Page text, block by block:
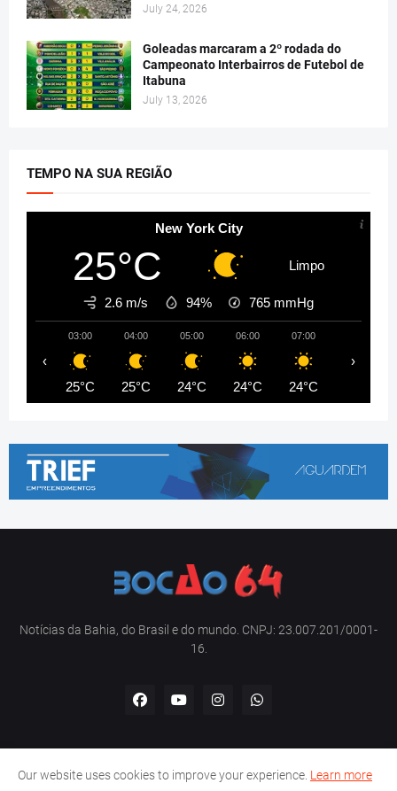
July 24, 2026
Goleadas marcaram a 2º rodada do
Campeonato Interbairros de Futebol de
Itabuna
July 13, 2026
TEMPO NA SUA REGIÃO
New York City
25°C Limpo
2.6 m/s 94% 765 mmHg
03:00
25°C
04:00
25°C
05:00
24°C
06:00
24°C
07:00
24°C
‹ ›
Notícias da Bahia, do Brasil e do mundo. CNPJ: 23.007.201/0001-
16.
Contato Política de privacidade
Our website uses cookies to improve your experience. Learn more